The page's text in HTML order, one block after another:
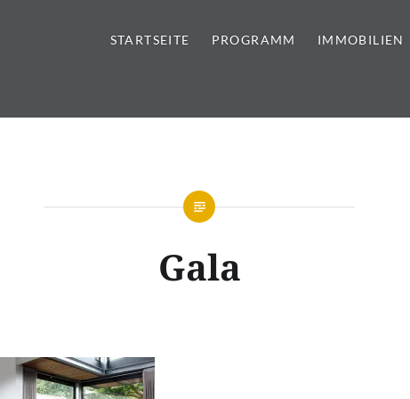
| Sanitär |
STARTSEITE PROGRAMM IMMOBILIEN
Gala